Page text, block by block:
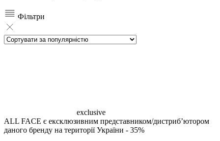
Фільтри
exclusive
ALL FACE є ексклюзивним представником/дистрибʼютором
даного бренду на території України - 35%